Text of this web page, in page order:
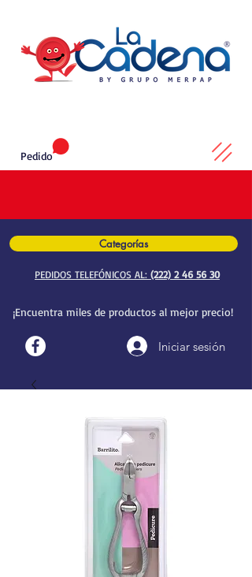
Categorías
PEDIDOS TELEFÓNICOS AL: (222) 2 46 56 30
¡Encuentra miles de productos al mejor precio!
Iniciar sesión
Pedido